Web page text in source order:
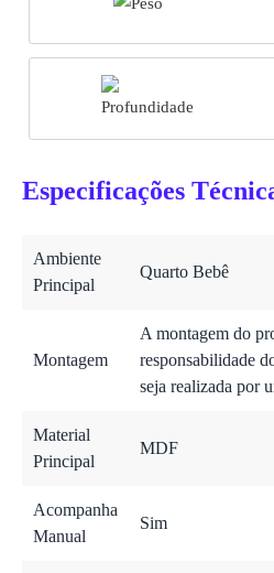
Especificações
Ambiente
Principal
Quarto Bebê
Montagem
A montagem do
responsabilidade
seja realizada por
Material
Principal
MDF
Acompanha
Manual
Sim